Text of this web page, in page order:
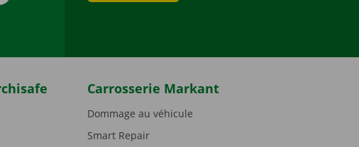
Carrosserie Markant
Dommage au véhicule
Smart Repair